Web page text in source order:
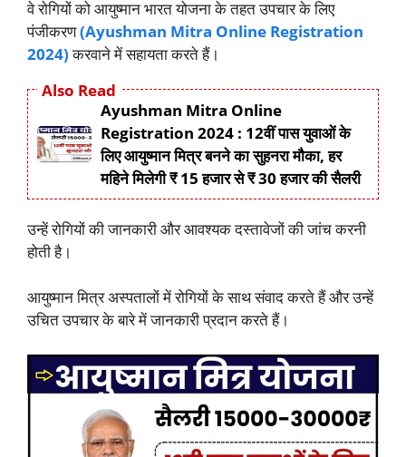
वे रोगियों को आयुष्मान भारत योजना के तहत उपचार के लिए
पंजीकरण(Ayushman Mitra Online Registration
2024)करवाने में सहायता करते हैं।
Also Read
Ayushman Mitra Online
Registration 2024 : 12वीं पास युवाओं के
लिए आयुष्मान मित्र बनने का सुहनरा मौका, हर
महिने मिलेगी ₹ 15 हजार से ₹ 30 हजार की सैलरी
उन्हें रोगियों की जानकारी और आवश्यक दस्तावेजों की जांच करनी
होती है।
आयुष्मान मित्र अस्पतालों में रोगियों के साथ संवाद करते हैं और उन्हें
उचित उपचार के बारे में जानकारी प्रदान करते हैं।